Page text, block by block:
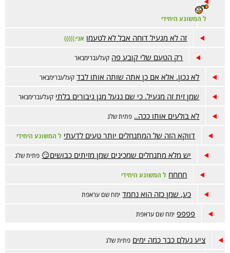
ל המשוגע היחידי
זה לא מגעיל דוחה אבל לא לטעמו אני:)))))
רק הטעם שלי קובע פה קעלעברימבאר
לא נכון. אלא אם כן אתה שותה אותו לבד קעלעברימבאר
שמן זית זה מגעיל. כי שם נגעל מגן גיבורים בלתי קעלעברימבאר
לא בולעים אותו ככה.. פתית שלג
דווקא הזה של המתנחלים יותר טעים לדעתי ל המשוגע היחידי
יש מלא מתנחלים שמכינים שמן מזיתים כבושים😏 פתית שלג
חחחח ל המשוגע היחידי
כע, שמן כזה הוא נחמד ימח שם עראפת
פפפפ ימח שם עראפת
ציע נעלם כבר כמה ימים פתית שלג